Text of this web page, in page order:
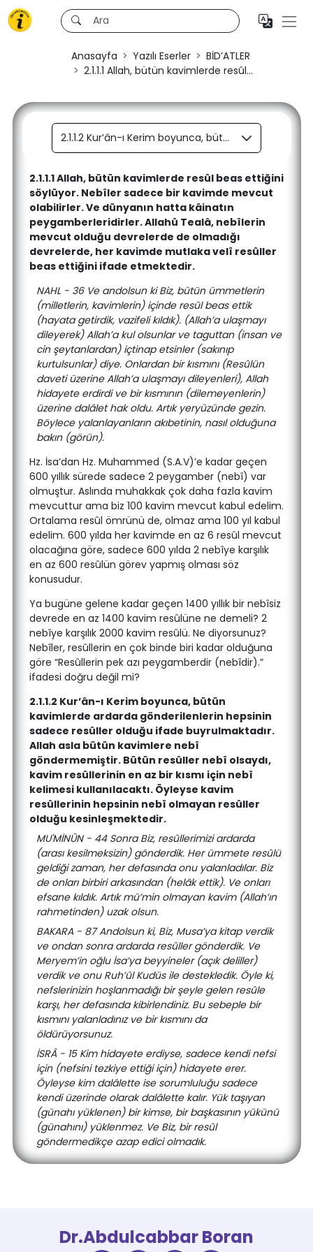
Anasayfa Yazılı Eserler
BİD’ATLER
2.1.1.1 Allah, bütün kavimlerde resûl...
2.1.1.2 Kur’ân-ı Kerim boyunca, bütün kavimlerde ardarda gönderilenlerin hepsinin sadece resûller olduğu ifade buyrulmaktadır. Allah asla bütün kavimlere nebî göndermemiştir. Bütün resûller nebî olsaydı, kavim resûllerinin en az bir kısmı için nebî kelimesi kullanılacaktı. Öyleyse kavim resûllerinin hepsinin nebî olmayan resûller olduğu kesinleşmektedir.
2.1.1.1 Allah, bütün kavimlerde resûl beas ettiğini
söylüyor. Nebîler sadece bir kavimde mevcut
olabilirler. Ve dünyanın hatta kâinatın
peygamberleridirler. Allahû Tealâ, nebîlerin
mevcut olduğu devrelerde de olmadığı
devrelerde, her kavimde mutlaka velî resûller
beas ettiğini ifade etmektedir.
NAHL - 36 Ve andolsun ki Biz, bütün ümmetlerin
(milletlerin, kavimlerin) içinde resûl beas ettik
(hayata getirdik, vazifeli kıldık). (Allah’a ulaşmayı
dileyerek) Allah’a kul olsunlar ve taguttan (insan ve
cin şeytanlardan) içtinap etsinler (sakınıp
kurtulsunlar) diye. Onlardan bir kısmını (Resûlün
daveti üzerine Allah’a ulaşmayı dileyenleri), Allah
hidayete erdirdi ve bir kısmının (dilemeyenlerin)
üzerine dalâlet hak oldu. Artık yeryüzünde gezin.
Böylece yalanlayanların akıbetinin, nasıl olduğuna
bakın (görün).
Hz. İsa’dan Hz. Muhammed (S.A.V)’e kadar geçen
600 yıllık sürede sadece 2 peygamber (nebî) var
olmuştur. Aslında muhakkak çok daha fazla kavim
mevcuttur ama biz 100 kavim mevcut kabul edelim.
Ortalama resûl ömrünü de, olmaz ama 100 yıl kabul
edelim. 600 yılda her kavimde en az 6 resûl mevcut
olacağına göre, sadece 600 yılda 2 nebîye karşılık
en az 600 resûlün görev yapmış olması söz
konusudur.
Ya bugüne gelene kadar geçen 1400 yıllık bir nebîsiz
devrede en az 1400 kavim resûlüne ne demeli? 2
nebîye karşılık 2000 kavim resûlü. Ne diyorsunuz?
Nebîler, resûllerin en çok binde biri kadar olduğuna
göre “Resûllerin pek azı peygamberdir (nebîdir).”
ifadesi doğru değil mi?
2.1.1.2 Kur’ân-ı Kerim boyunca, bütün
kavimlerde ardarda gönderilenlerin hepsinin
sadece resûller olduğu ifade buyrulmaktadır.
Allah asla bütün kavimlere nebî
göndermemiştir. Bütün resûller nebî olsaydı,
kavim resûllerinin en az bir kısmı için nebî
kelimesi kullanılacaktı. Öyleyse kavim
resûllerinin hepsinin nebî olmayan resûller
olduğu kesinleşmektedir.
MU'MİNÛN - 44 Sonra Biz, resûllerimizi ardarda
(arası kesilmeksizin) gönderdik. Her ümmete resûlü
geldiği zaman, her defasında onu yalanladılar. Biz
de onları birbiri arkasından (helâk ettik). Ve onları
efsane kıldık. Artık mü’min olmayan kavim (Allah’ın
rahmetinden) uzak olsun.
BAKARA - 87 Andolsun ki, Biz, Musa’ya kitap verdik
ve ondan sonra ardarda resûller gönderdik. Ve
Meryem’in oğlu İsa’ya beyyineler (açık deliller)
verdik ve onu Ruh’ûl Kudüs ile destekledik. Öyle ki,
nefslerinizin hoşlanmadığı bir şeyle gelen resûle
karşı, her defasında kibirlendiniz. Bu sebeple bir
kısmını yalanladınız ve bir kısmını da
öldürüyorsunuz.
İSRÂ - 15 Kim hidayete erdiyse, sadece kendi nefsi
için (nefsini tezkiye ettiği için) hidayete erer.
Öyleyse kim dalâlette ise sorumluluğu sadece
kendi üzerinde olarak dalâlette kalır. Yük taşıyan
(günahı yüklenen) bir kimse, bir başkasının yükünü
(günahını) yüklenmez. Ve Biz, bir resûl
göndermedikçe azap edici olmadık.
Dr.Abdulcabbar Boran